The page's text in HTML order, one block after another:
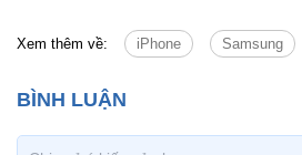
Xem thêm về: iPhone Samsung